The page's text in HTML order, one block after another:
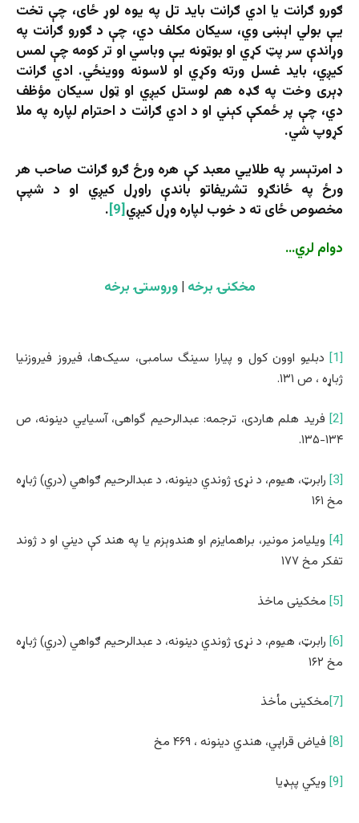
ګورو ګرانت یا ادي ګرانت باید تل په یوه لوړ ځای، چې تخت
یې بولي اېښی وي، سیکان مکلف دي، چې د ګورو ګرانت په
وړاندې سر پټ کړي او بوټونه یې وباسي او تر کومه چې لمس
کیږي، باید غسل ورته وکړي او لاسونه ووینځي. ادي ګرانت
ډېری وخت په ګډه هم لوستل کیږي او ټول سیکان مؤظف
دي، چې پر ځمکې کېني او د ادي ګرانت د احترام لپاره په ملا
کړوپ شي.
د امرتېسر په طلايي معبد کې هره ورځ ګرو ګرانت صاحب هر
ورځ په ځانګړو تشریفاتو باندې راوړل کیږي او د شپې
مخصوص ځای ته د خوب لپاره وړل کیږي[9]
.
دوام لري…
مخکنۍ برخه |وروستۍ برخه
[1]
دبلیو اوون کول و پیارا سینگ سامبی، سیک‌ها، فیروز فیروزنیا
ژباړه ، ص ۱۳۱.
[2]
فرید هلم هاردی، ترجمه: عبدالرحیم گواهی، آسیايي دینونه، ص
۱۳۴-۱۳۵.
[3]
رابرټ، هیوم، د نړۍ ژوندي دینونه، د عبدالرحیم ګواهي (دري) ژباړه
مخ ۱۶۱
[4]
ویلیامز مونیر، براهمایزم او هندوېزم یا په هند کې دیني او د ژوند
تفکر مخ ۱۷۷
[5] مخکینی ماخذ
[6]
رابرټ، هیوم، د نړۍ ژوندي دینونه، د عبدالرحیم ګواهي (دري) ژباړه
مخ ۱۶۲
[7] مخکینی مأخذ
[8] فیاض قراپي، هندي دینونه ، ۴۶۹ مخ
[9] ویکي پېډیا